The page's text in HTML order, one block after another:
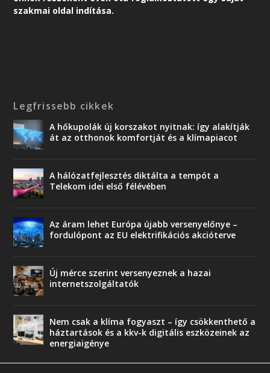
szakmai oldal indítása.
Legfrissebb cikkek
A hőkupolák új korszakot nyitnak: így alakítják
át az otthonok komfortját és a klímapiacot
A hálózatfejlesztés diktálta a tempót a
Telekom idei első félévében
Az áram lehet Európa újabb versenyelőnye –
fordulópont az EU elektrifikációs akcióterve
Új mérce szerint versenyeznek a hazai
internetszolgáltatók
Nem csak a klíma fogyaszt – így csökkenthető a
háztartások és a kkv-k digitális eszközeinek az
energiaigénye